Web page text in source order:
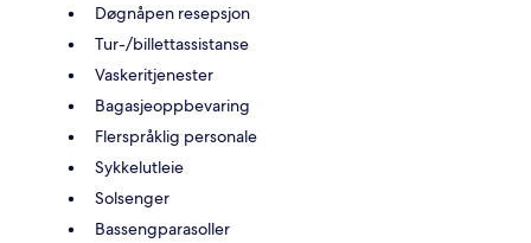
Døgnåpen resepsjon
Tur-/billettassistanse
Vaskeritjenester
Bagasjeoppbevaring
Flerspråklig personale
Sykkelutleie
Solsenger
Bassengparasoller